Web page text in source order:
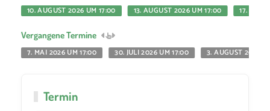
10. AUGUST 2026 UM 17:00
13. AUGUST 2026 UM 17:00 17.
Vergangene Termine
7. MAI 2026 UM 17:00
30. JULI 2026 UM 17:00 3. AUGUST 2026
Termin